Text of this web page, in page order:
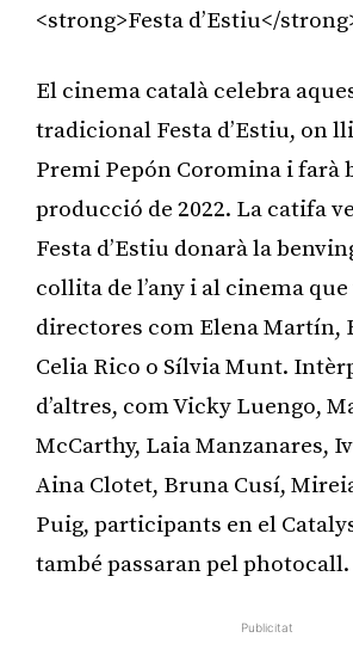
<strong>Festa d’Estiu</
El cinema català celebra
tradicional Festa d’Estiu, on
Premi Pepón Coromina i farà
producció de 2022. La catifa
Festa d’Estiu donarà la
collita de l’any i al cinema
directores com Elena Martín,
Celia Rico o Sílvia Munt.
d’altres, com Vicky Luengo,
McCarthy, Laia Manzanares,
Aina Clotet, Bruna Cusí,
Puig, participants en el
també passaran pel photocall.
Publicitat